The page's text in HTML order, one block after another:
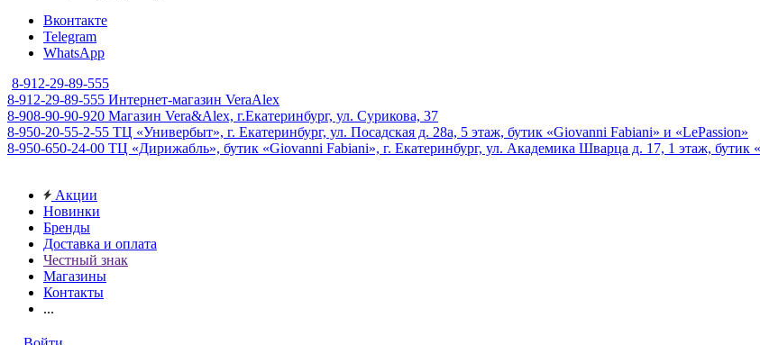
Вконтакте
Telegram
WhatsApp
8-912-29-89-555
8-912-29-89-555 Интернет-магазин VeraAlex
8-908-90-90-920 Магазин Vera&Alex, г.Екатеринбург, ул. Сурикова, 37
8-950-20-55-2-55 ТЦ «Универбыт», г. Екатеринбург, ул. Посадская д. 28а, 5 этаж, бутик «Giovanni Fabiani» и «LePassion»
8-950-650-24-00 ТЦ «Дирижабль», бутик «Giovanni Fabiani», г. Екатеринбург, ул. Академика Шварца д. 17, 1 этаж, бутик
Акции
Новинки
Бренды
Доставка и оплата
Честный знак
Магазины
Контакты
...